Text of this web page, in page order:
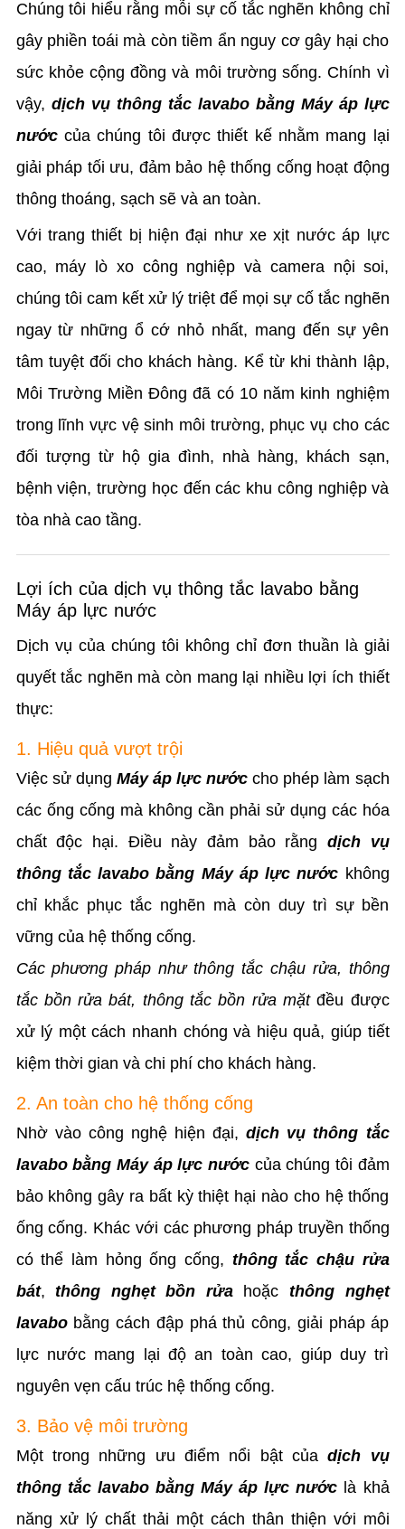
Chúng tôi hiểu rằng mỗi sự cố tắc nghẽn không chỉ
gây phiền toái mà còn tiềm ẩn nguy cơ gây hại cho
sức khỏe cộng đồng và môi trường sống. Chính vì
vậy, dịch vụ thông tắc lavabo bằng Máy áp lực
nướccủa chúng tôi được thiết kế nhằm mang lại
giải pháp tối ưu, đảm bảo hệ thống cống hoạt động
thông thoáng, sạch sẽ và an toàn.
Với trang thiết bị hiện đại như xe xịt nước áp lực
cao, máy lò xo công nghiệp và camera nội soi,
chúng tôi cam kết xử lý triệt để mọi sự cố tắc nghẽn
ngay từ những ổ cớ nhỏ nhất, mang đến sự yên
tâm tuyệt đối cho khách hàng. Kể từ khi thành lập,
Môi Trường Miền Đông đã có 10 năm kinh nghiệm
trong lĩnh vực vệ sinh môi trường, phục vụ cho các
đối tượng từ hộ gia đình, nhà hàng, khách sạn,
bệnh viện, trường học đến các khu công nghiệp và
tòa nhà cao tầng.
Lợi ích của dịch vụ thông tắc lavabo bằng
Máy áp lực nước
Dịch vụ của chúng tôi không chỉ đơn thuần là giải
quyết tắc nghẽn mà còn mang lại nhiều lợi ích thiết
thực:
1. Hiệu quả vượt trội
Việc sử dụng Máy áp lực nước cho phép làm sạch
các ống cống mà không cần phải sử dụng các hóa
chất độc hại. Điều này đảm bảo rằng dịch vụ
thông tắc lavabo bằng Máy áp lực nước không
chỉ khắc phục tắc nghẽn mà còn duy trì sự bền
vững của hệ thống cống.
Các phương pháp như thông tắc chậu rửa, thông
tắc bồn rửa bát, thông tắc bồn rửa mặtđều được
xử lý một cách nhanh chóng và hiệu quả, giúp tiết
kiệm thời gian và chi phí cho khách hàng.
2. An toàn cho hệ thống cống
Nhờ vào công nghệ hiện đại,dịch vụ thông tắc
lavabo bằng Máy áp lực nướccủa chúng tôi đảm
bảo không gây ra bất kỳ thiệt hại nào cho hệ thống
ống cống. Khác với các phương pháp truyền thống
có thể làm hỏng ống cống, thông tắc chậu rửa
bát,thông nghẹt bồn rửahoặc thông nghẹt
lavabobằng cách đập phá thủ công, giải pháp áp
lực nước mang lại độ an toàn cao, giúp duy trì
nguyên vẹn cấu trúc hệ thống cống.
3. Bảo vệ môi trường
Một trong những ưu điểm nổi bật củadịch vụ
thông tắc lavabo bằng Máy áp lực nước là khả
năng xử lý chất thải một cách thân thiện với môi